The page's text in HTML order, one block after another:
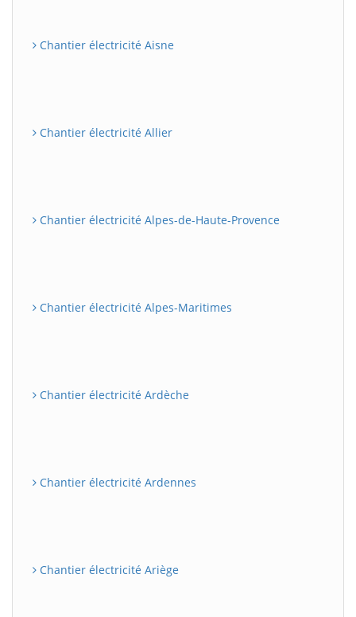
Chantier électricité Aisne
Chantier électricité Allier
Chantier électricité Alpes-de-Haute-Provence
Chantier électricité Alpes-Maritimes
Chantier électricité Ardèche
Chantier électricité Ardennes
Chantier électricité Ariège